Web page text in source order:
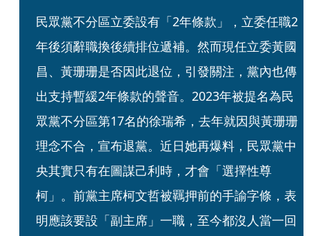
民眾黨不分區立委設有「2年條款」，立委任職2
年後須辭職換後續排位遞補。然而現任立委黃國
昌、黃珊珊是否因此退位，引發關注，黨內也傳
出支持暫緩2年條款的聲音。2023年被提名為民
眾黨不分區第17名的徐瑞希，去年就因與黃珊珊
理念不合，宣布退黨。近日她再爆料，民眾黨中
央其實只有在圖謀己利時，才會「選擇性尊
柯」。前黨主席柯文哲被羈押前的手諭字條，表
明應該要設「副主席」一職，至今都沒人當一回